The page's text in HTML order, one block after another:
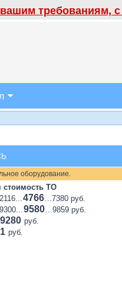
требованиям, с
оборудование.
стоимость ТО
4766...7380 руб.
9580...9859 руб.
9280 руб.
1 руб.